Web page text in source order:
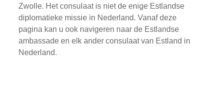
Zwolle. Het consulaat is niet de enige Estlandse
diplomatieke missie in Nederland. Vanaf deze
pagina kan u ook navigeren naar de Estlandse
ambassade en elk ander consulaat van Estland in
Nederland.